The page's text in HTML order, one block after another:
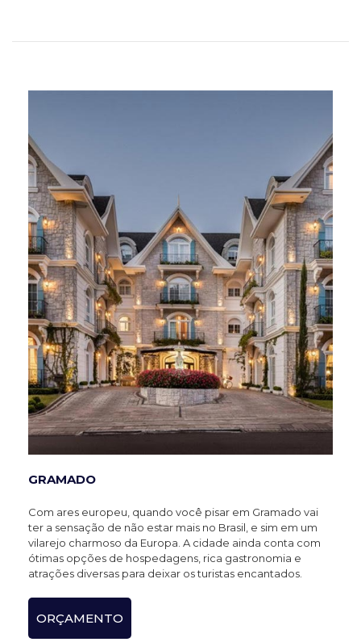
GRAMADO
Com ares europeu, quando você pisar em Gramado vai
ter a sensação de não estar mais no Brasil, e sim em um
vilarejo charmoso da Europa. A cidade ainda conta com
ótimas opções de hospedagens, rica gastronomia e
atrações diversas para deixar os turistas encantados.
ORÇAMENTO